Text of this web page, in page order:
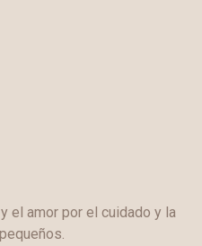
el amor por el cuidado y la